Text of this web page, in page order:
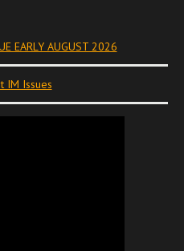
EARLY AUGUST 2026
IM Issues